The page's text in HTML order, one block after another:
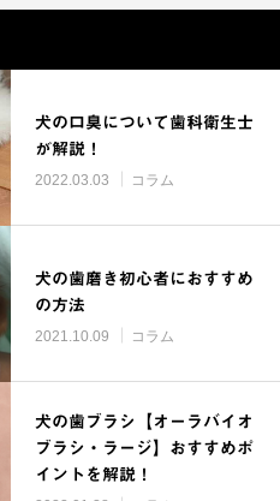
犬の口臭について歯科衛生士
が解説！
2022.03.03
コラム
犬の歯磨き初心者におすすめ
の方法
2021.10.09
コラム
犬の歯ブラシ【オーラバイオ
ブラシ・ラージ】おすすめポ
イントを解説！